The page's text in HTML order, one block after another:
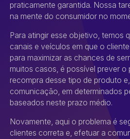
praticamente garantida. Nossa
na mente do consumidor no
Para atingir esse objetivo, temos
canais e veículos em que o
para maximizar as chances de
muitos casos, é possível prever o
recompra desse tipo de produto
comunicação, em determinados
baseados neste prazo médio.
Novamente, aqui o problema é
clientes correta e, efetuar a